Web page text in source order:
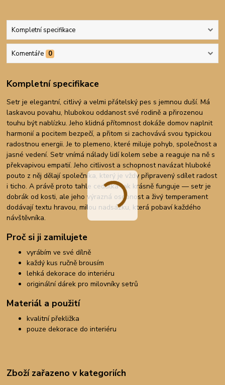
Kompletní specifikace
Komentáře 0
Kompletní specifikace
Setr je elegantní, citlivý a velmi přátelský pes s jemnou duší. Má
laskavou povahu, hlubokou oddanost své rodině a přirozenou
touhu být nablízku. Jeho klidná přítomnost dokáže domov naplnit
harmonií a pocitem bezpečí, a přitom si zachovává svou typickou
radostnou energii. Je to plemeno, které miluje pohyb, společnost a
jasné vedení. Setr vnímá nálady lidí kolem sebe a reaguje na ně s
překvapivou empatií. Jeho citlivost a schopnost navázat hluboké
pouto z něj dělají společníka, který je vždy připravený sdílet radost
i ticho. A právě proto tahle cedulka tak krásně funguje — setr je
dobrák od kosti, ale jeho výrazná osobnost a živý temperament
dodávají textu hravou, milou nadsázku, která pobaví každého
návštěvníka.
Proč si ji zamilujete
vyrábím ve své dílně
každý kus ručně brousím
lehká dekorace do interiéru
originální dárek pro milovníky setrů
Materiál a použití
kvalitní překližka
pouze dekorace do interiéru
Zboží zařazeno v kategoriích